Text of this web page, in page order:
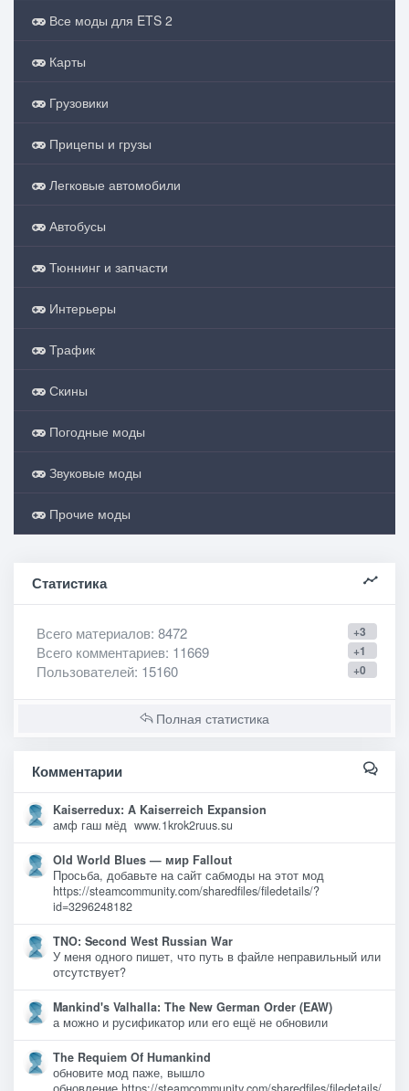
Все моды для ETS 2
Карты
Грузовики
Прицепы и грузы
Легковые автомобили
Автобусы
Тюннинг и запчасти
Интерьеры
Трафик
Скины
Погодные моды
Звуковые моды
Прочие моды
Статистика
+3
Всего материалов: 8472
+1
Всего комментариев: 11669
+0
Пользователей: 15160
Полная статистика
Комментарии
Kaiserredux: A Kaiserreich Expansion
амф гаш мёд www.1krok2ruus.su
Old World Blues — мир Fallout
Просьба, добавьте на сайт сабмоды на этот мод
https://steamcommunity.com/sharedfiles/filedetails/?
id=3296248182
TNO: Second West Russian War
У меня одного пишет, что путь в файле неправильный или
отсутствует?
Mankind's Valhalla: The New German Order (EAW)
а можно и русификатор или его ещё не обновили
The Requiem Of Humankind
обновите мод паже, вышло